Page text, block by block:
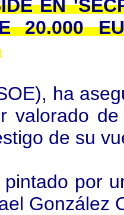
EN
20.000
ha
valorado
de su
por
González